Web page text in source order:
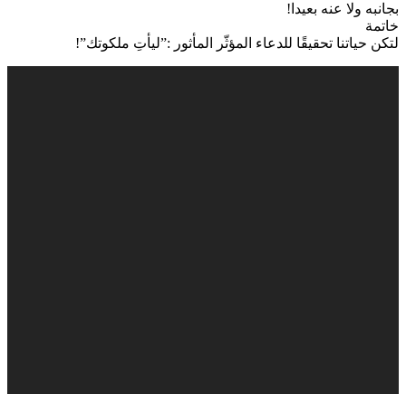
بجانبه ولا عنه بعيدا!
خاتمة
لتكن حياتنا تحقيقًا للدعاء المؤثّر المأثور :”ليأتِ ملكوتك”!